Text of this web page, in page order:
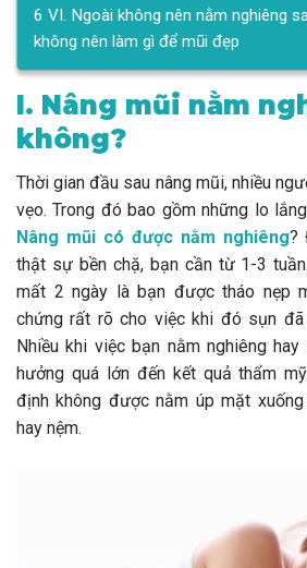
6 VI. Ngoài không nên nằm nghiêng
không nên làm gì để mũi đẹp
I. Nâng mũi nằm
không?
Thời gian đầu sau nâng mũi, nhiều
vẹo. Trong đó bao gồm những lo
Nâng mũi có được nằm nghiêng?
thật sự bền chặ, bạn cần từ 1-3
mất 2 ngày là bạn được tháo nẹp
chứng rất rõ cho việc khi đó sụn
Nhiều khi việc bạn nằm nghiêng
hưởng quá lớn đến kết quả thẩm
định không được nằm úp mặt
hay nệm.